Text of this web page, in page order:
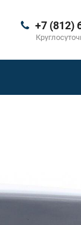
+7 (812)